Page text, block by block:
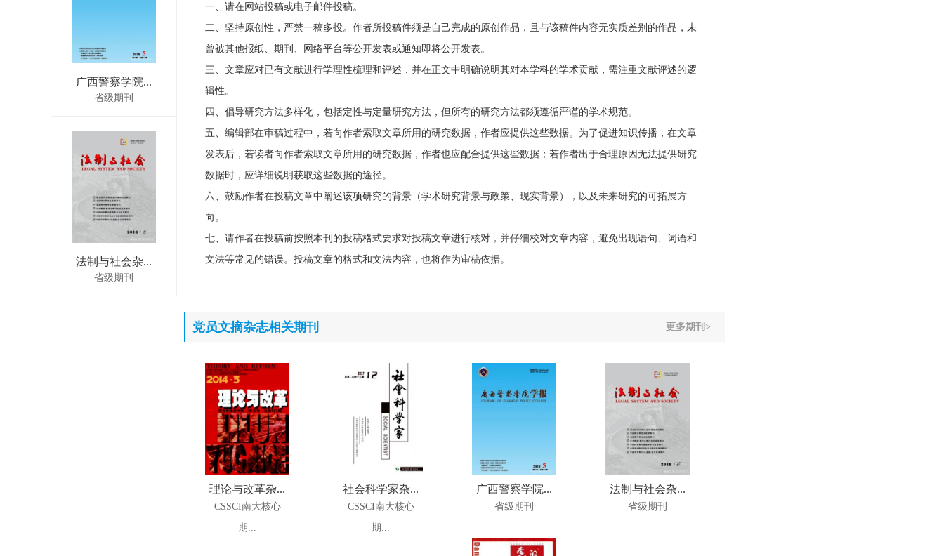
广西警察学院...
省级期刊
法制与社会杂...
省级期刊
一、请在网站投稿或电子邮件投稿。
二、坚持原创性，严禁一稿多投。作者所投稿件须是自己完成的原创作品，且与该稿件内容无实质差别的作品，未
曾被其他报纸、期刊、网络平台等公开发表或通知即将公开发表。
三、文章应对已有文献进行学理性梳理和评述，并在正文中明确说明其对本学科的学术贡献，需注重文献评述的逻
辑性。
四、倡导研究方法多样化，包括定性与定量研究方法，但所有的研究方法都须遵循严谨的学术规范。
五、编辑部在审稿过程中，若向作者索取文章所用的研究数据，作者应提供这些数据。为了促进知识传播，在文章
发表后，若读者向作者索取文章所用的研究数据，作者也应配合提供这些数据；若作者出于合理原因无法提供研究
数据时，应详细说明获取这些数据的途径。
六、鼓励作者在投稿文章中阐述该项研究的背景（学术研究背景与政策、现实背景），以及未来研究的可拓展方
向。
七、请作者在投稿前按照本刊的投稿格式要求对投稿文章进行核对，并仔细校对文章内容，避免出现语句、词语和
文法等常见的错误。投稿文章的格式和文法内容，也将作为审稿依据。
党员文摘杂志相关期刊 更多期刊>
理论与改革杂...
CSSCI南大核心
期...
社会科学家杂...
CSSCI南大核心
期...
广西警察学院...
省级期刊
法制与社会杂...
省级期刊